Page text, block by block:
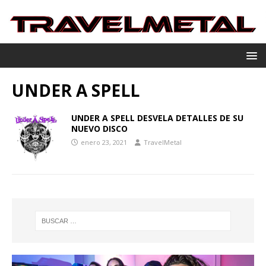
UNDER A SPELL
UNDER A SPELL DESVELA DETALLES DE SU
NUEVO DISCO
enero 23, 2021 TravelMetal